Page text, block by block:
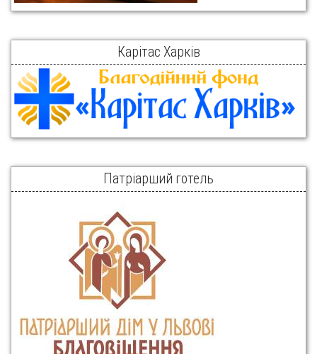
Карітас Харків
Патріарший готель